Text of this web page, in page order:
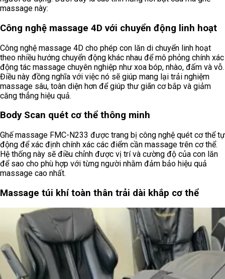
massage này:
Công nghệ massage 4D với chuyển động linh hoạt
Công nghệ massage 4D cho phép con lăn di chuyển linh hoạt
theo nhiều hướng chuyển động khác nhau để mô phỏng chính xác
động tác massage chuyên nghiệp như xoa bóp, nhào, đấm và vỗ.
Điều này đồng nghĩa với việc nó sẽ giúp mang lại trải nghiệm
massage sâu, toàn diện hơn để giúp thư giãn cơ bắp và giảm
căng thẳng hiệu quả.
Body Scan quét cơ thể thông minh
Ghế massage FMC-N233 được trang bị công nghệ quét cơ thể tự
động để xác định chính xác các điểm cần massage trên cơ thể.
Hệ thống này sẽ điều chỉnh được vị trí và cường độ của con lăn
để sao cho phù hợp với từng người nhằm đảm bảo hiệu quả
massage cao nhất.
Massage túi khí toàn thân trải dài khắp cơ thể